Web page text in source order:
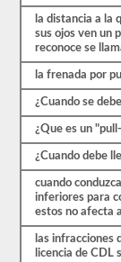
Nuestras
pruebas
práctica
eliminan
estrés
preguntas
con
que
encontrarás
y
hacen
que
la distancia a la
sus ojos ven un
reconoce se
la frenada por
¿Cuando se
¿Que es un
¿Cuando debe
cuando
inferiores para
estos no afecta
las infracciones
licencia de CDL